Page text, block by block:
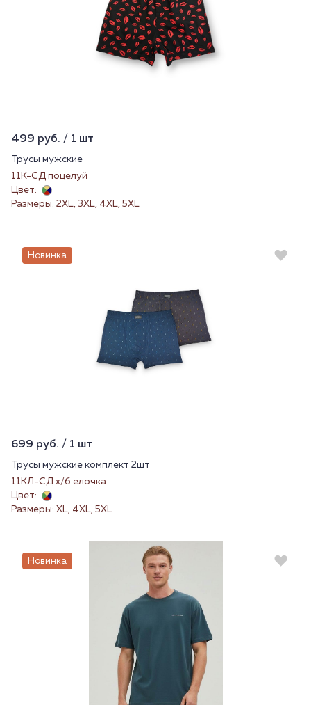
499 руб. / 1 шт
Трусы мужские
11К-СД поцелуй
Цвет:
Размеры: 2XL, 3XL, 4XL, 5XL
Новинка
699 руб. / 1 шт
Трусы мужские комплект 2шт
11КЛ-СД х/б елочка
Цвет:
Размеры: XL, 4XL, 5XL
Новинка